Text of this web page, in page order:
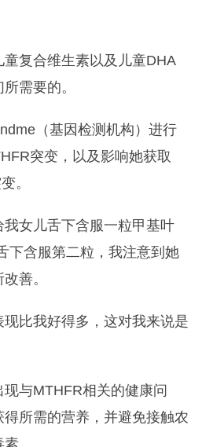
复合维生素以及儿童DHA
需要的。
（基因检测机构）进行
突变，以及影响她获取
。
女儿舌下含服一粒甲基叶
下含服第二粒，我注意到她
善。
比我好得多，这对我来说是
与MTHFR相关的健康问
所需的营养，并避免接触农
。